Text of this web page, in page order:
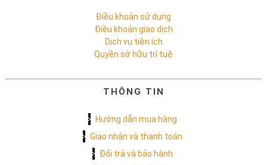
Điều khoản sử dụng
Điều khoản giao dịch
Dịch vụ tiện ích
Quyền sở hữu trí tuệ
THÔNG TIN
Hướng dẫn mua hàng
Giao nhận và thanh toán
Đổi trả và bảo hành